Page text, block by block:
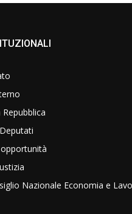
Nazionale Economia e